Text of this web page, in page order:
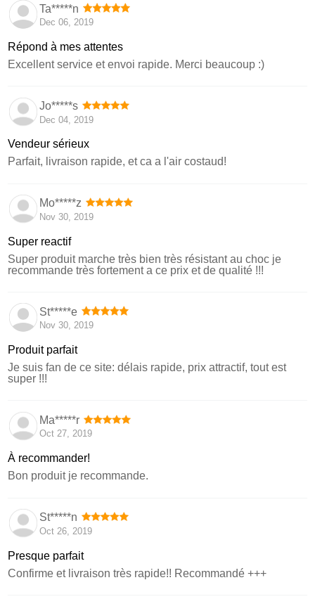
Ta*****n
Dec 06, 2019
Répond à mes attentes
Excellent service et envoi rapide. Merci beaucoup :)
Jo*****s
Dec 04, 2019
Vendeur sérieux
Parfait, livraison rapide, et ca a l'air costaud!
Mo*****z
Nov 30, 2019
Super reactif
Super produit marche très bien très résistant au choc je
recommande très fortement a ce prix et de qualité !!!
St*****e
Nov 30, 2019
Produit parfait
Je suis fan de ce site: délais rapide, prix attractif, tout est
super !!!
Ma*****r
Oct 27, 2019
À recommander!
Bon produit je recommande.
St*****n
Oct 26, 2019
Presque parfait
Confirme et livraison très rapide!! Recommandé +++